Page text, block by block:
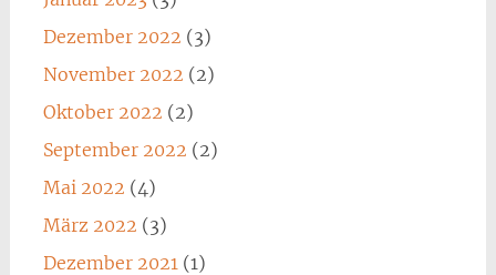
Dezember 2022 (3)
November 2022 (2)
Oktober 2022 (2)
September 2022 (2)
Mai 2022 (4)
März 2022 (3)
Dezember 2021 (1)